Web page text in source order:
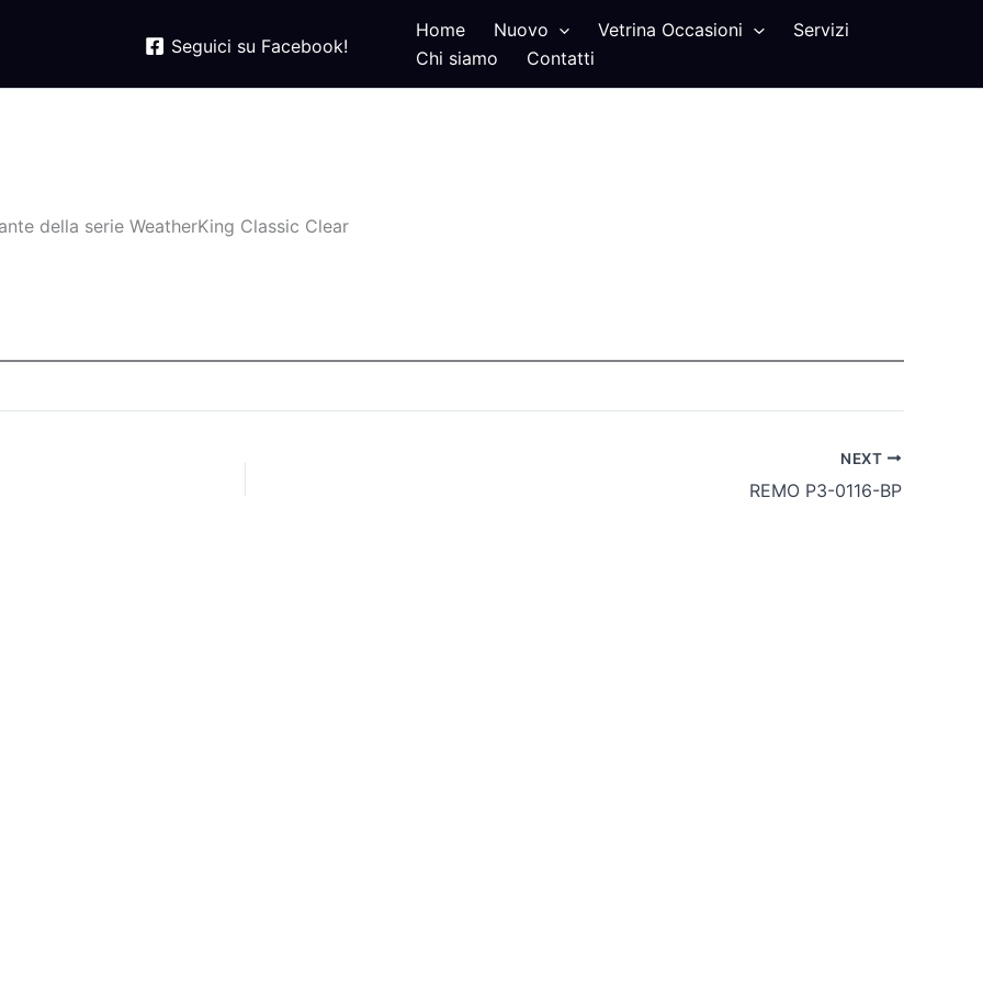
Seguici su Facebook!
Home Nuovo Vetrina Occasioni
Servizi
Chi siamo
Contatti
della serie WeatherKing Classic Clear
NEXT
REMO P3-0116-BP